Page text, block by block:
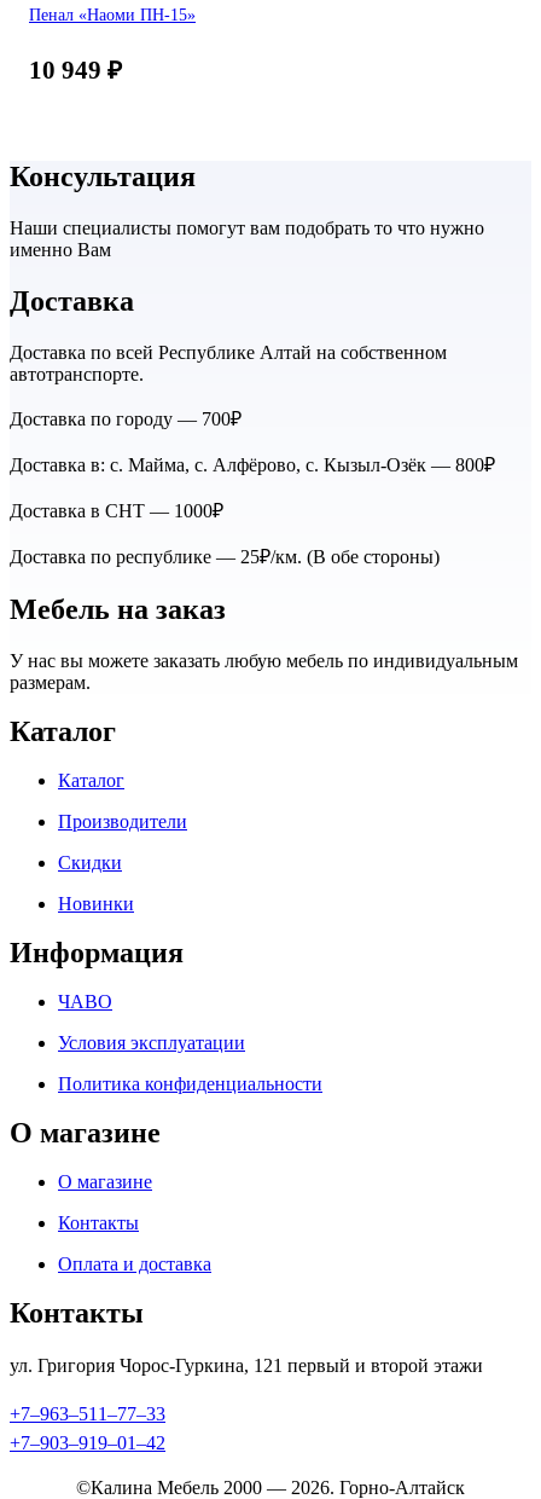
Пенал «Наоми ПН-15»
10 949 ₽
Консультация
Наши специалисты помогут вам подобрать то что нужно
именно Вам
Доставка
Доставка по всей Республике Алтай на собственном
автотранспорте.
Доставка по городу — 700₽
Доставка в: с. Майма, с. Алфёрово, с. Кызыл-Озёк — 800₽
Доставка в СНТ — 1000₽
Доставка по республике — 25₽/км. (В обе стороны)
Мебель на заказ
У нас вы можете заказать любую мебель по индивидуальным
размерам.
Каталог
Каталог
Производители
Скидки
Новинки
Информация
ЧАВО
Условия эксплуатации
Политика конфиденциальности
О магазине
О магазине
Контакты
Оплата и доставка
Контакты
ул. Григория Чорос-Гуркина, 121 ​первый и второй этажи
+7‒963‒511‒77‒33
+7‒903‒919‒01‒42
©Калина Мебель 2000 — 2026. Горно-Алтайск